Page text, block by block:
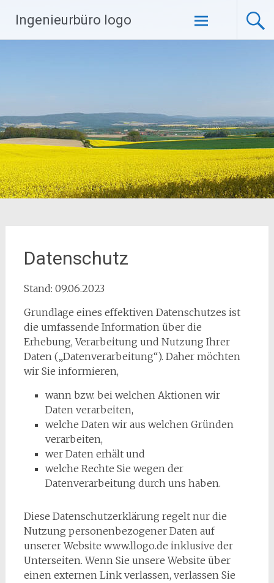
Inhalt
springen
Ingenieurbüro logo
Datenschutz
Stand: 09.06.2023
Grundlage eines effektiven Datenschutzes ist
die umfassende Information über die
Erhebung, Verarbeitung und Nutzung Ihrer
Daten („Datenverarbeitung“). Daher möchten
wir Sie informieren,
wann bzw. bei welchen Aktionen wir
Daten verarbeiten,
welche Daten wir aus welchen Gründen
verarbeiten,
wer Daten erhält und
welche Rechte Sie wegen der
Datenverarbeitung durch uns haben.
Diese Datenschutzerklärung regelt nur die
Nutzung personenbezogener Daten auf
unserer Website www.llogo.de inklusive der
Unterseiten. Wenn Sie unsere Website über
einen externen Link verlassen, verlassen Sie